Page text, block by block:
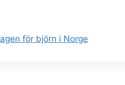
för björn i Norge